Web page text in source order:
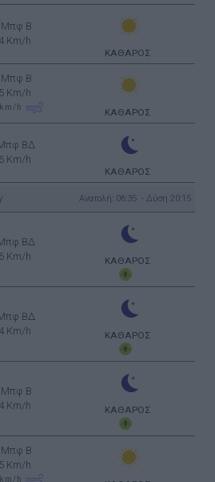
Μπφ B
Km/h
ΚΑΘΑΡΟΣ
Μπφ B
Km/h
km/h ΚΑΘΑΡΟΣ
ΒΔ
Km/h
ΚΑΘΑΡΟΣ
Ανατολή: 06:35 - Δύση 20:15
ΒΔ
Km/h
ΚΑΘΑΡΟΣ
ΒΔ
Km/h
ΚΑΘΑΡΟΣ
Μπφ B
Km/h
ΚΑΘΑΡΟΣ
Μπφ B
Km/h
km/h